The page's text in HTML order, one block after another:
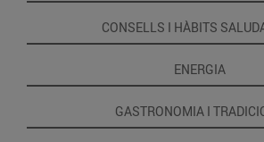
CONSELLS I HÀBITS
ENERGIA
GASTRONOMIA I